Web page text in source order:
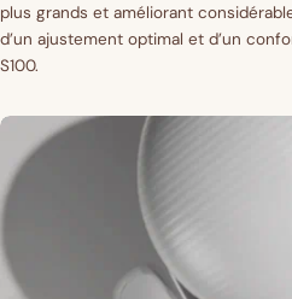
plus grands et améliorant
d’un ajustement optimal et d’un
S100.